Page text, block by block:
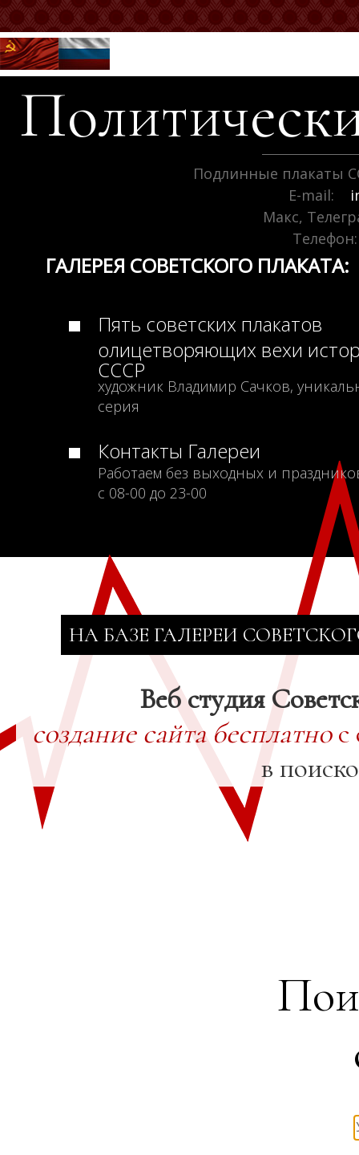
Подлинные плакаты
E-mail:
Макс,
Телефон:
ГАЛЕРЕЯ СОВЕТСКОГО ПЛАКАТА:
Пять советских плакатов
олицетворяющих вехи
СССР
художник Владимир Сачков,
серия
Контакты Галереи
Работаем без выходных и
с 08-00 до 23-00
НА БАЗЕ ГАЛЕРЕИ
Веб студия
создание сайта бесплатнос
в